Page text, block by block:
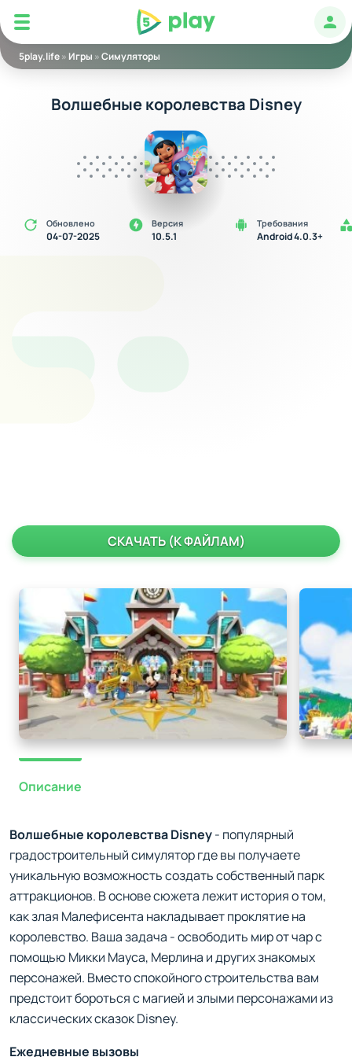
5play
5play.life» Игры »Симуляторы
Волшебные королевства Disney
Обновлено
04-07-2025
Версия
10.5.1
Требования
Android 4.0.3+
СКАЧАТЬ (К ФАЙЛАМ)
Описание
Волшебные королевства Disney- популярный
градостроительный симулятор где вы получаете
уникальную возможность создать собственный парк
аттракционов. В основе сюжета лежит история о том,
как злая Малефисента накладывает проклятие на
королевство. Ваша задача - освободить мир от чар с
помощью Микки Мауса, Мерлина и других знакомых
персонажей. Вместо спокойного строительства вам
предстоит бороться с магией и злыми персонажами из
классических сказок Disney.
Ежедневные вызовы